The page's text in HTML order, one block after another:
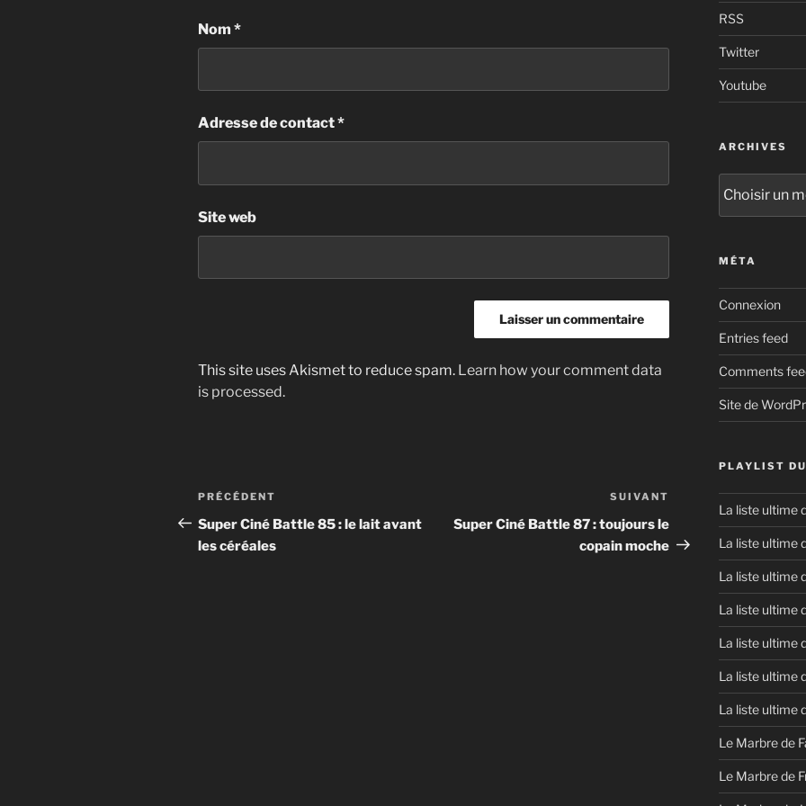
Nom *
Adresse de contact*
Site web
This site uses Akismet to reduce spam. Learn how your comment data
is processed.
Post
navigation
Article
précédent
PRÉCÉDENT
Super Ciné Battle 85 : le lait avant
les céréales
suivant
SUIVANT
Super Ciné Battle 87 : toujours le
copain moche
RSS
Twitter
Youtube
ARCHIVES
MÉTA
Connexion
Entries feed
Comments
Site de
PLAYLIST
La liste ultime
La liste ultime
La liste ultime
La liste ultime
La liste ultime
La liste ultime
La liste ultime
Le Marbre de
Le Marbre de